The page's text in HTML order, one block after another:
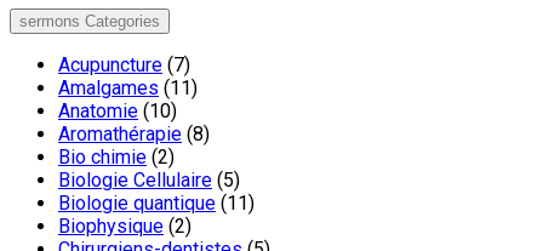
sermons Categories
Acupuncture (7)
Amalgames (11)
Anatomie (10)
Aromathérapie (8)
Bio chimie (2)
Biologie Cellulaire (5)
Biologie quantique (11)
Biophysique (2)